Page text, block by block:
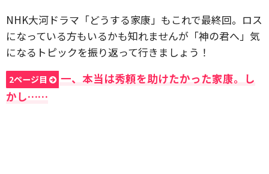
NHK大河ドラマ「どうする家康」もこれで最終回。ロス
になっている方もいるかも知れませんが「神の君へ」気
になるトピックを振り返って行きましょう！
2ページ目
一、本当は秀頼を助けたかった家康。し
かし……